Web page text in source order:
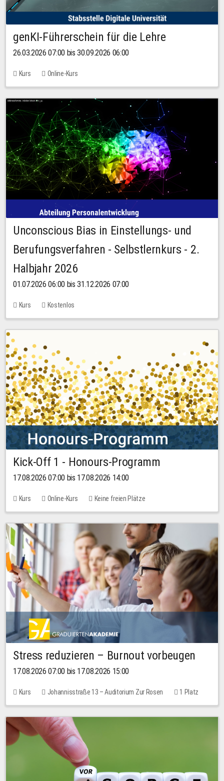
genKI-Führerschein für die Lehre
26.03.2026 07:00 bis 30.09.2026 06:00
Kurs Online-Kurs
Unconscious Bias in Einstellungs- und
Berufungsverfahren - Selbstlernkurs - 2.
Halbjahr 2026
01.07.2026 06:00 bis 31.12.2026 07:00
Kurs Kostenlos
Kick-Off 1 - Honours-Programm
17.08.2026 07:00 bis 17.08.2026 14:00
Kurs Online-Kurs Keine freien Plätze
Stress reduzieren – Burnout vorbeugen
17.08.2026 07:00 bis 17.08.2026 15:00
Kurs Johannisstraße 13 – Auditorium Zur Rosen
1 Platz
10,00 EUR